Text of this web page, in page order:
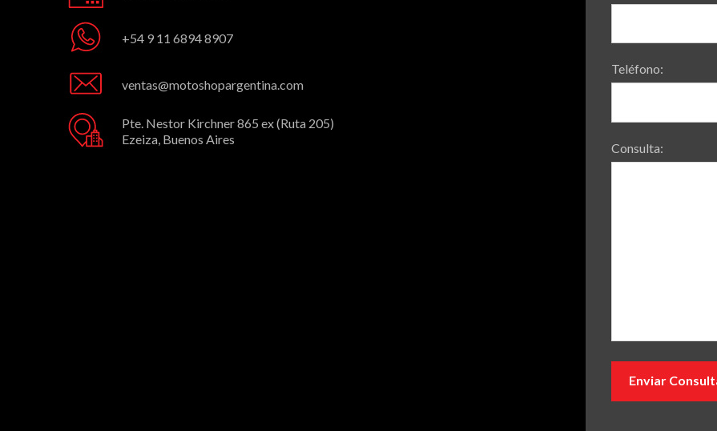
+54 9 11 6894 8907
ventas@motoshopargentina.com
Pte. Nestor Kirchner 865 ex (Ruta 205)
Ezeiza, Buenos Aires
Teléfono:
Consulta: